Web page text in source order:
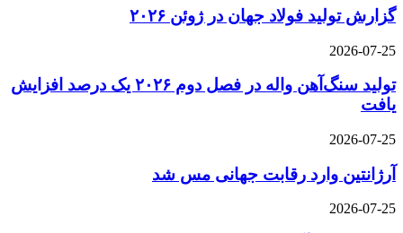
گزارش تولید فولاد جهان در ژوئن ۲۰۲۶
2026-07-25
تولید سنگ‌آهن واله در فصل دوم ۲۰۲۶ یک درصد افزایش
یافت
2026-07-25
آرژانتین وارد رقابت جهانی مس شد
2026-07-25